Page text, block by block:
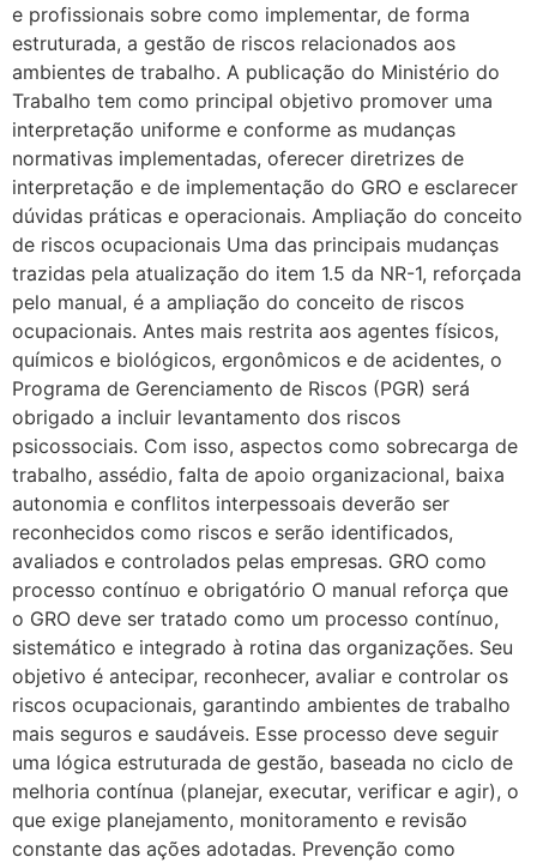
e profissionais sobre como implementar, de forma
estruturada, a gestão de riscos relacionados aos
ambientes de trabalho. A publicação do Ministério do
Trabalho tem como principal objetivo promover uma
interpretação uniforme e conforme as mudanças
normativas implementadas, oferecer diretrizes de
interpretação e de implementação do GRO e esclarecer
dúvidas práticas e operacionais. Ampliação do conceito
de riscos ocupacionais Uma das principais mudanças
trazidas pela atualização do item 1.5 da NR-1, reforçada
pelo manual, é a ampliação do conceito de riscos
ocupacionais. Antes mais restrita aos agentes físicos,
químicos e biológicos, ergonômicos e de acidentes, o
Programa de Gerenciamento de Riscos (PGR) será
obrigado a incluir levantamento dos riscos
psicossociais. Com isso, aspectos como sobrecarga de
trabalho, assédio, falta de apoio organizacional, baixa
autonomia e conflitos interpessoais deverão ser
reconhecidos como riscos e serão identificados,
avaliados e controlados pelas empresas. GRO como
processo contínuo e obrigatório O manual reforça que
o GRO deve ser tratado como um processo contínuo,
sistemático e integrado à rotina das organizações. Seu
objetivo é antecipar, reconhecer, avaliar e controlar os
riscos ocupacionais, garantindo ambientes de trabalho
mais seguros e saudáveis. Esse processo deve seguir
uma lógica estruturada de gestão, baseada no ciclo de
melhoria contínua (planejar, executar, verificar e agir), o
que exige planejamento, monitoramento e revisão
constante das ações adotadas. Prevenção como